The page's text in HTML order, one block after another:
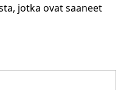
jotka ovat saaneet